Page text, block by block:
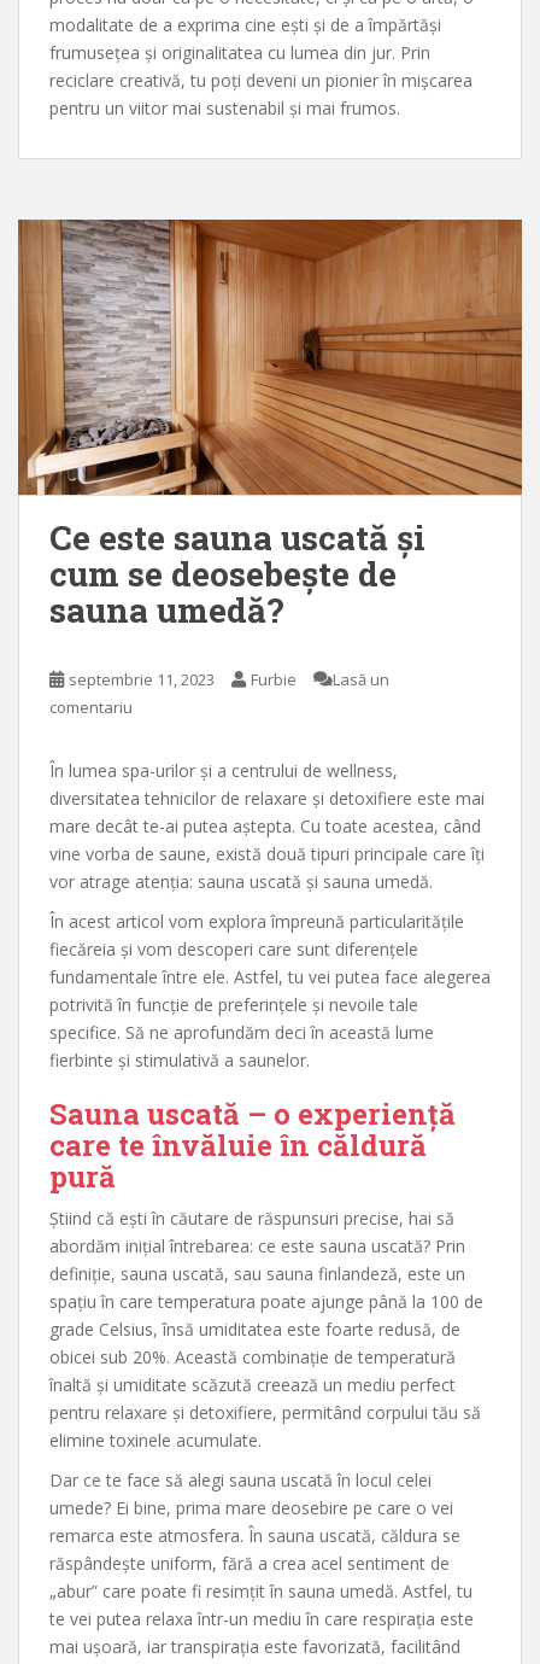
modalitate de a exprima cine ești și de a împărtăși
frumusețea și originalitatea cu lumea din jur. Prin
reciclare creativă, tu poți deveni un pionier în mișcarea
pentru un viitor mai sustenabil și mai frumos.
Ce este sauna uscată și
cum se deosebește de
sauna umedă?
septembrie 11, 2023 Furbie
Lasă un
comentariu
În lumea spa-urilor și a centrului de wellness,
diversitatea tehnicilor de relaxare și detoxifiere este mai
mare decât te-ai putea aștepta. Cu toate acestea, când
vine vorba de saune, există două tipuri principale care îți
vor atrage atenția: sauna uscată și sauna umedă.
În acest articol vom explora împreună particularitățile
fiecăreia și vom descoperi care sunt diferențele
fundamentale între ele. Astfel, tu vei putea face alegerea
potrivită în funcție de preferințele și nevoile tale
specifice. Să ne aprofundăm deci în această lume
fierbinte și stimulativă a saunelor.
Sauna uscată – o experiență
care te învăluie în căldură
pură
Știind că ești în căutare de răspunsuri precise, hai să
abordăm inițial întrebarea: ce este sauna uscată? Prin
definiție, sauna uscată, sau sauna finlandeză, este un
spațiu în care temperatura poate ajunge până la 100 de
grade Celsius, însă umiditatea este foarte redusă, de
obicei sub 20%. Această combinație de temperatură
înaltă și umiditate scăzută creează un mediu perfect
pentru relaxare și detoxifiere, permitând corpului tău să
elimine toxinele acumulate.
Dar ce te face să alegi sauna uscată în locul celei
umede? Ei bine, prima mare deosebire pe care o vei
remarca este atmosfera. În sauna uscată, căldura se
răspândește uniform, fără a crea acel sentiment de
„abur” care poate fi resimțit în sauna umedă. Astfel, tu
te vei putea relaxa într-un mediu în care respirația este
mai ușoară, iar transpirația este favorizată, facilitând